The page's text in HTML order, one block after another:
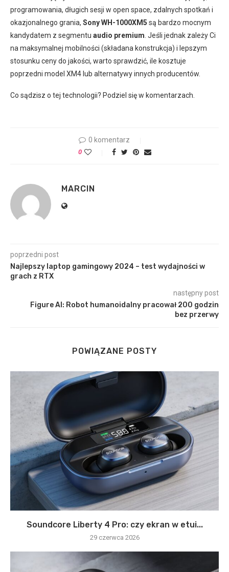
programowania, długich sesji w open space, zdalnych spotkań i
okazjonalnego grania, Sony WH-1000XM5 są bardzo mocnym
kandydatem z segmentu audio premium . Jeśli jednak zależy Ci
na maksymalnej mobilności (składana konstrukcja) i lepszym
stosunku ceny do jakości, warto sprawdzić, ile kosztuje
poprzedni model XM4 lub alternatywy innych producentów.
Co sądzisz o tej technologii? Podziel się w komentarzach.
0 komentarz
0
MARCIN
poprzedni post
Najlepszy laptop gamingowy 2024 – test wydajności w
grach z RTX
następny post
Figure AI: Robot humanoidalny pracował 200 godzin
bez przerwy
POWIĄZANE POSTY
Soundcore Liberty 4 Pro: czy ekran w etui...
29 czerwca 2026